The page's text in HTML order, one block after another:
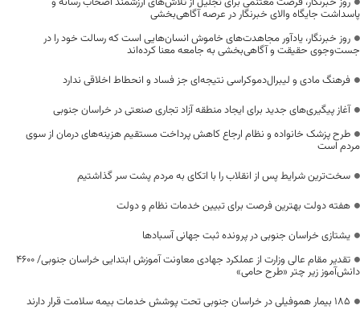
پاسداشت جایگاه والای خبرنگار در عرصه آگاهی‌بخشی
روز خبرنگار، یادآور مجاهدت‌های خاموش انسان‌هایی است که رسالت خود را در
جست‌وجوی حقیقت و آگاهی‌بخشی به جامعه معنا کرده‌اند
فرهنگ مادی و لیبرال‌دموکراسی نتیجه‌ای جز فساد و انحطاط اخلاقی ندارد
آغاز پیگیری‌های جدید برای ایجاد منطقه آزاد تجاری صنعتی در خراسان جنوبی
طرح پزشک خانواده و نظام ارجاع کاهش پرداخت مستقیم هزینه‌های درمان از سوی
مردم است
سخت‌ترین شرایط پس از انقلاب را با اتکای به مردم پشت سر گذاشتیم
هفته دولت بهترین فرصت برای تبیین خدمات نظام و دولت
یشتازی خراسان جنوبی در پرونده ثبت جهانی آسبادها
تقدیر مقام عالی وزارت از عملکرد جهادی معاونت آموزش ابتدایی خراسان جنوبی/ ۴۶۰۰
دانش‌آموز زیر چتر «طرح حامی»
۱۸۵ بیمار هموفیلی در خراسان جنوبی تحت پوشش خدمات بیمه سلامت قرار دارند